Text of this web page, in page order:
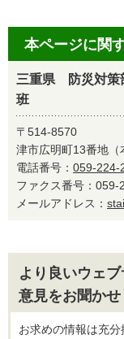
本ページに関
三重県 防災対
班
〒514-8570
津市広明町13番地（
電話番号： 059-224-
ファクス番号：
メールアドレス：
より良いウェ
意見をお聞か
お求めの情報は充